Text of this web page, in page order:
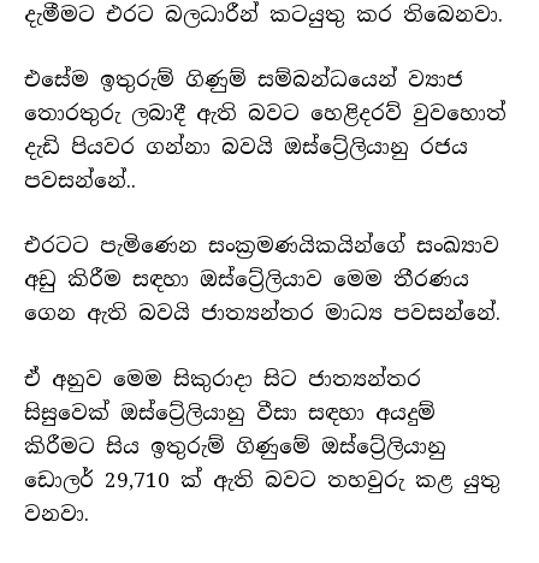
දැමීමට එරට බලධාරීන් කටයුතු කර තිබෙනවා.
එසේම ඉතුරුම් ගිණුම් සම්බන්ධයෙන් ව්‍යාජ
තොරතුරු ලබාදී ඇති බවට හෙළිදරව් වුවහොත්
දැඩි පියවර ගන්නා බවයි ඔස්ට්‍රේලියානු රජය
පවසන්නේ..
එරටට පැමිණෙන සංක්‍රමණයිකයින්ගේ සංඛ්‍යාව
අඩු කිරීම සඳහා ඔස්ට්‍රේලියාව මෙම තීරණය
ගෙන ඇති බවයි ජාත්‍යන්තර මාධ්‍ය පවසන්නේ.
ඒ අනුව මෙම සිකුරාදා සිට ජාත්‍යන්තර
සිසුවෙක් ඔස්ට්‍රේලියානු වීසා සඳහා අයදුම්
කිරීමට සිය ඉතුරුම් ගිණුමේ ඔස්ට්‍රේලියානු
ඩොලර් 29,710 ක් ඇති බවට තහවුරු කළ යුතු
වනවා.